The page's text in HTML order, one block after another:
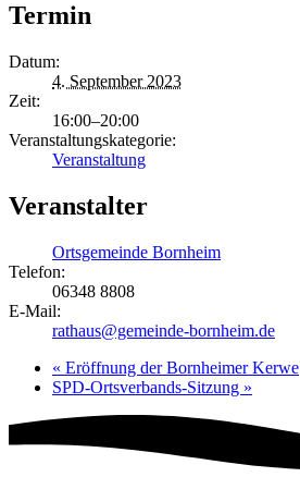
Termin
Datum:
4. September 2023
Zeit:
16:00–20:00
Veranstaltungskategorie:
Veranstaltung
Veranstalter
Ortsgemeinde Bornheim
Telefon:
06348 8808
E-Mail:
rathaus@gemeinde-bornheim.de
« Eröffnung der Bornheimer Kerwe
SPD-Ortsverbands-Sitzung »